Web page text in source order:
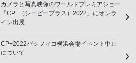
カメラと写真映像のワールドプレミアショー
「CP+（シーピープラス）2022」にオンラ
イン出展
CP+2022パシフィコ横浜会場イベント中止
について